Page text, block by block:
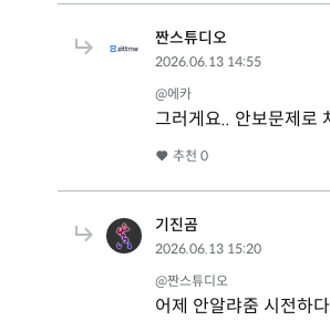
짠스튜디오
2026.06.13 14:55
@에카
그러게요.. 안보문제로
추천 0
기진곰
2026.06.13 15:20
@짠스튜디오
어제 안알랴줌 시전하